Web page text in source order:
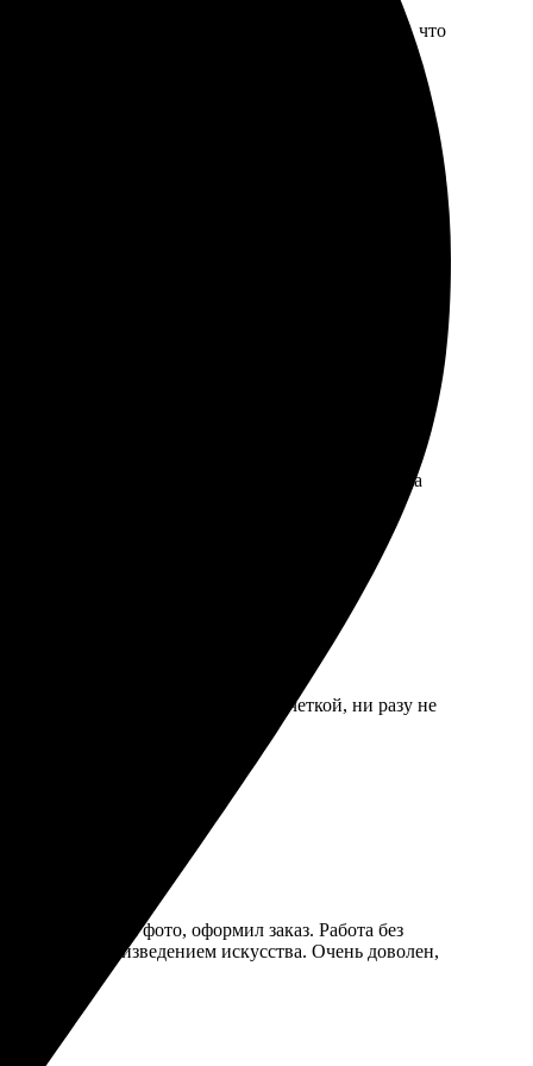
всё доступно объяснено. Доставка быстрая, что
Быстрая доставка и отличная упаковка. Результат
все фотографии яркие и четкие. Доставка
Печать получилась яркой и четкой, ни разу не
еще!
загрузил фото, оформил заказ. Работа без
произведением искусства. Очень доволен,